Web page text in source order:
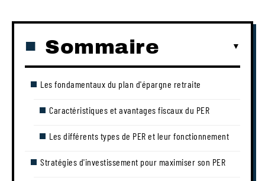
Sommaire
Les fondamentaux du plan d'épargne retraite
Caractéristiques et avantages fiscaux du PER
Les différents types de PER et leur fonctionnement
Stratégies d'investissement pour maximiser son PER